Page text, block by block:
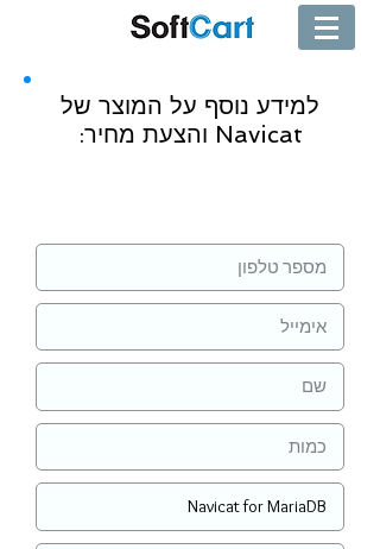
למידע נוסף על המוצר של
Navicat והצעת מחיר: